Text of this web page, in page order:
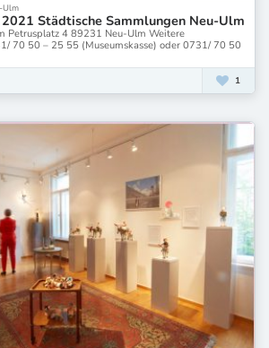
Ulm
Städtische Sammlungen Neu-Ulm
Petrusplatz 4 89231 Neu-Ulm Weitere
70 50 – 25 55 (Museumskasse) oder 0731/ 70 50
1